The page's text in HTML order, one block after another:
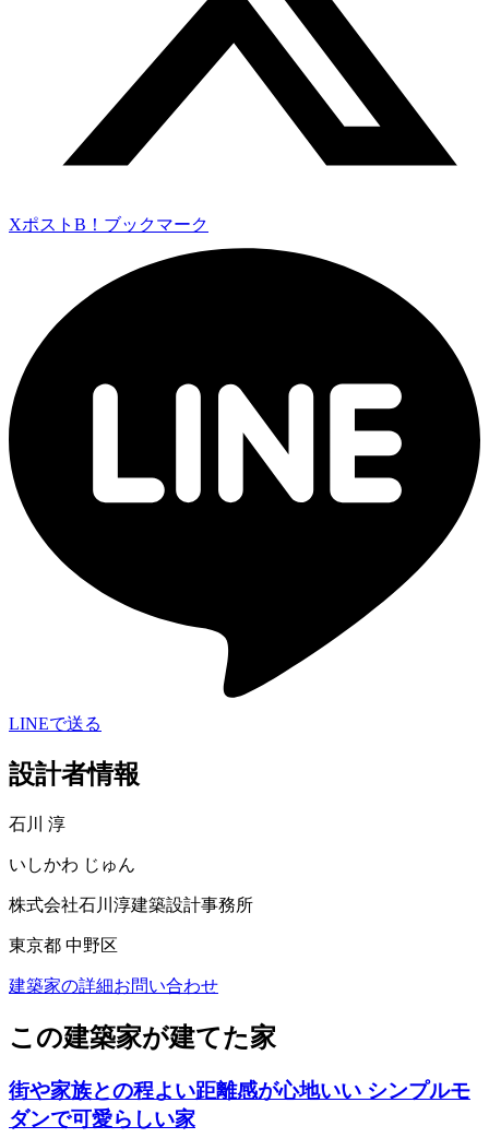
Xポスト B！ブックマーク
LINEで送る
設計者情報
石川 淳
いしかわ じゅん
株式会社石川淳建築設計事務所
東京都 中野区
建築家の詳細お問い合わせ
この建築家が建てた家
街や家族との程よい距離感が心地いい シンプルモ
ダンで可愛らしい家